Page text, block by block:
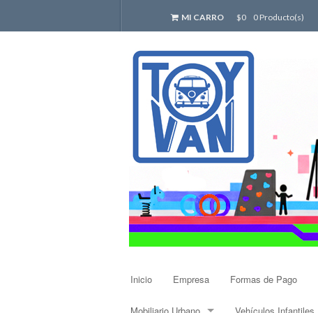
MI CARRO $0 0 Producto(s)
Inicio Empresa Formas de Pago